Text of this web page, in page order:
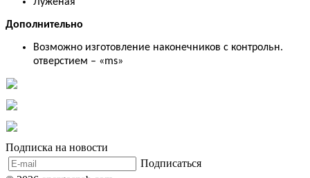
Дополнительно
Возможно изготовление наконечников с контрольн.
отверстием – «ms»
Подписка на новости
Подписаться